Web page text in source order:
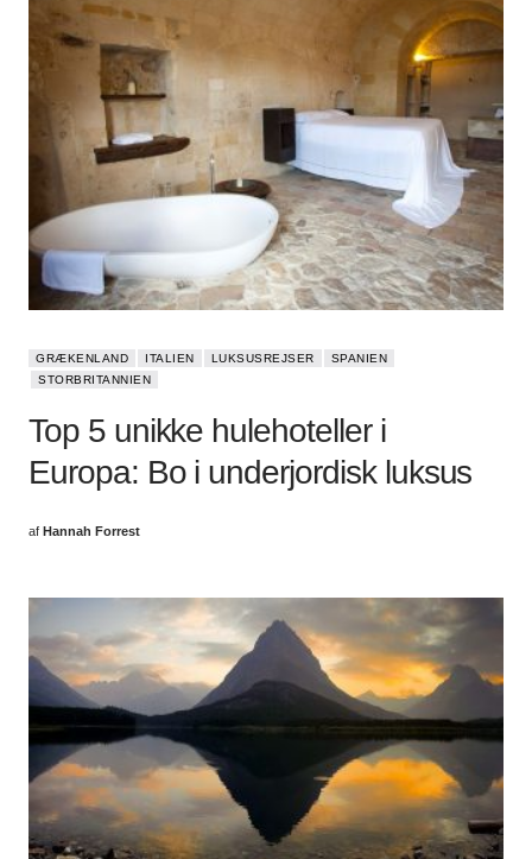
GRÆKENLAND ITALIEN LUKSUSREJSER
SPANIEN
STORBRITANNIEN
Top 5 unikke hulehoteller i
Europa: Bo i underjordisk luksus
af Hannah Forrest